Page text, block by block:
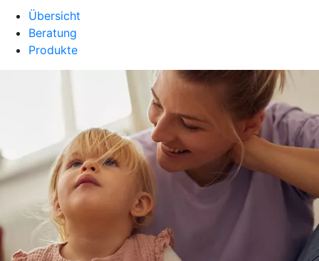
Übersicht
Beratung
Produkte